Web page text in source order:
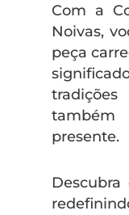
Com a
Noivas,
peça
presente.